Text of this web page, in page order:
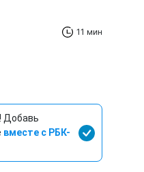
11 мин
Добавь
вместе с РБК-